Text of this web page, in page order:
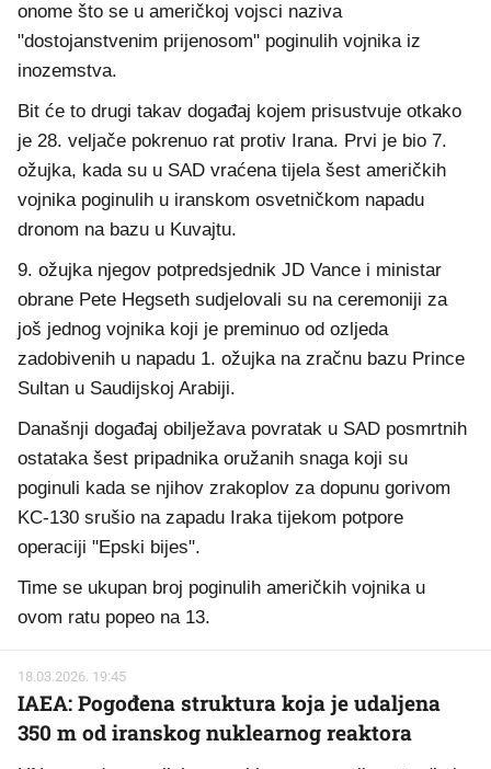
onome što se u američkoj vojsci naziva
"dostojanstvenim prijenosom" poginulih vojnika iz
inozemstva.
Bit će to drugi takav događaj kojem prisustvuje otkako
je 28. veljače pokrenuo rat protiv Irana. Prvi je bio 7.
ožujka, kada su u SAD vraćena tijela šest američkih
vojnika poginulih u iranskom osvetničkom napadu
dronom na bazu u Kuvajtu.
9. ožujka njegov potpredsjednik JD Vance i ministar
obrane Pete Hegseth sudjelovali su na ceremoniji za
još jednog vojnika koji je preminuo od ozljeda
zadobivenih u napadu 1. ožujka na zračnu bazu Prince
Sultan u Saudijskoj Arabiji.
Današnji događaj obilježava povratak u SAD posmrtnih
ostataka šest pripadnika oružanih snaga koji su
poginuli kada se njihov zrakoplov za dopunu gorivom
KC-130 srušio na zapadu Iraka tijekom potpore
operaciji "Epski bijes".
Time se ukupan broj poginulih američkih vojnika u
ovom ratu popeo na 13.
18.03.2026. 19:45
IAEA: Pogođena struktura koja je udaljena
350 m od iranskog nuklearnog reaktora